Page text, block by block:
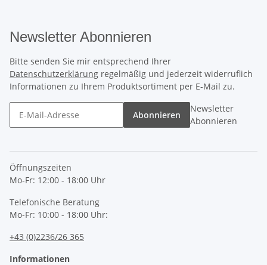
Newsletter Abonnieren
Bitte senden Sie mir entsprechend Ihrer
Datenschutzerklärung regelmäßig und jederzeit widerruflich
Informationen zu Ihrem Produktsortiment per E-Mail zu.
Abonnieren
Newsletter
Abonnieren
Öffnungszeiten
Mo-Fr: 12:00 - 18:00 Uhr
Telefonische Beratung
Mo-Fr: 10:00 - 18:00 Uhr:
+43 (0)2236/26 365
Informationen